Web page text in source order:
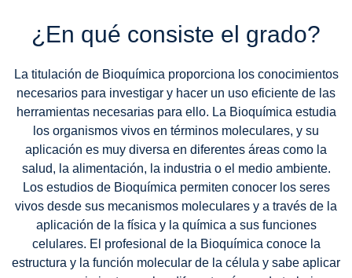
¿En qué consiste el grado?
La titulación de Bioquímica proporciona los conocimientos
necesarios para investigar y hacer un uso eficiente de las
herramientas necesarias para ello. La Bioquímica estudia
los organismos vivos en términos moleculares, y su
aplicación es muy diversa en diferentes áreas como la
salud, la alimentación, la industria o el medio ambiente.
Los estudios de Bioquímica permiten conocer los seres
vivos desde sus mecanismos moleculares y a través de la
aplicación de la física y la química a sus funciones
celulares. El profesional de la Bioquímica conoce la
estructura y la función molecular de la célula y sabe aplicar